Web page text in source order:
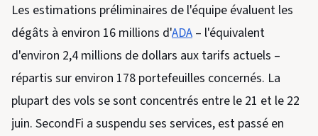
Les estimations préliminaires de l'équipe évaluent les
dégâts à environ 16 millions d'ADA – l'équivalent
d'environ 2,4 millions de dollars aux tarifs actuels –
répartis sur environ 178 portefeuilles concernés. La
plupart des vols se sont concentrés entre le 21 et le 22
juin. SecondFi a suspendu ses services, est passé en